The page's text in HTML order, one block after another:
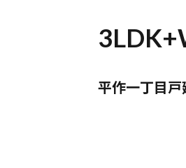
平作一丁目戸